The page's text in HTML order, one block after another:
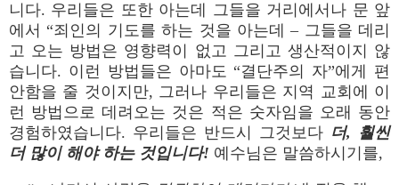
니다. 우리들은 또한 아는데 그들을 거리에서나 문 앞
에서 “죄인의 기도를 하는 것을 아는데 – 그들을 데리
고 오는 방법은 영향력이 없고 그리고 생산적이지 않
습니다. 이런 방법들은 아마도 “결단주의 자”에게 편
안함을 줄 것이지만, 그러나 우리들은 지역 교회에 이
런 방법으로 데려오는 것은 적은 숫자임을 오래 동안
경험하였습니다. 우리들은 반드시 그것보다 더, 훨씬
더 많이 해야 하는 것입니다! 예수님은 말씀하시기를,